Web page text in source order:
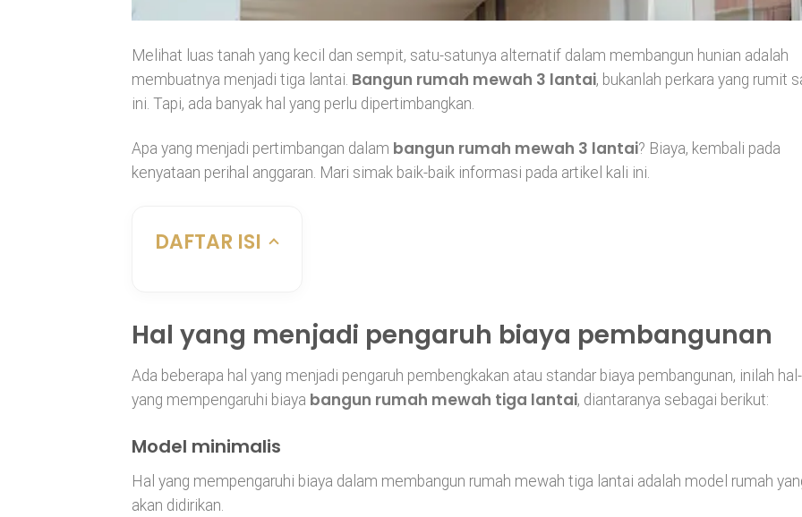
Melihat luas tanah yang kecil dan sempit, satu-satunya alternatif dalam membangun hunian adalah
membuatnya menjadi tiga lantai. Bangun rumah mewah 3 lantai, bukanlah perkara yang rumit
ini. Tapi, ada banyak hal yang perlu dipertimbangkan.
Apa yang menjadi pertimbangan dalam bangun rumah mewah 3 lantai? Biaya, kembali pada
kenyataan perihal anggaran. Mari simak baik-baik informasi pada artikel kali ini.
DAFTAR ISI
Hal yang menjadi pengaruh biaya pembangunan
Ada beberapa hal yang menjadi pengaruh pembengkakan atau standar biaya pembangunan, inilah
yang mempengaruhi biaya bangun rumah mewah tiga lantai, diantaranya sebagai berikut:
Model minimalis
Hal yang mempengaruhi biaya dalam membangun rumah mewah tiga lantai adalah model rumah
akan didirikan.